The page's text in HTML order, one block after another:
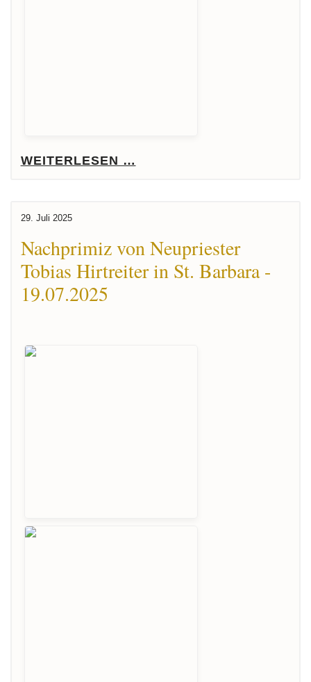
WEITERLESEN …
29. Juli 2025
Nachprimiz von Neupriester
Tobias Hirtreiter in St. Barbara -
19.07.2025